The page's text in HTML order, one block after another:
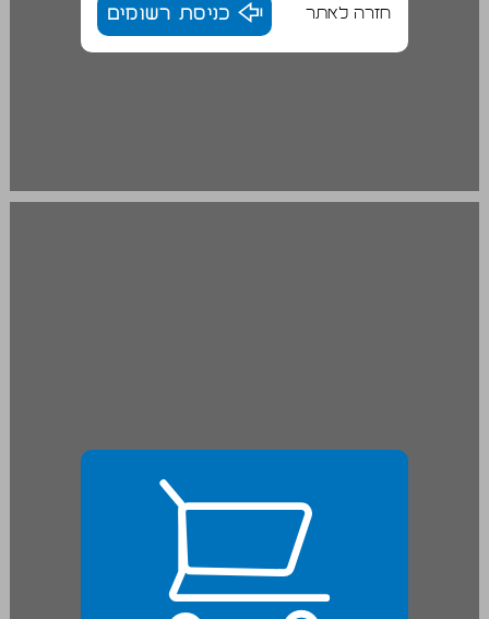
חזרה לאתר כניסת רשומים